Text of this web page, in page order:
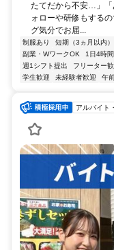
たてだから不安…」
ォローや研修もする
グ気分でお届...
制服あり 短期（3ヵ月以内）
副業・WワークOK
1日4時
週1シフト提出
フリーター
学生歓迎
未経験者歓迎 午
アルバイト